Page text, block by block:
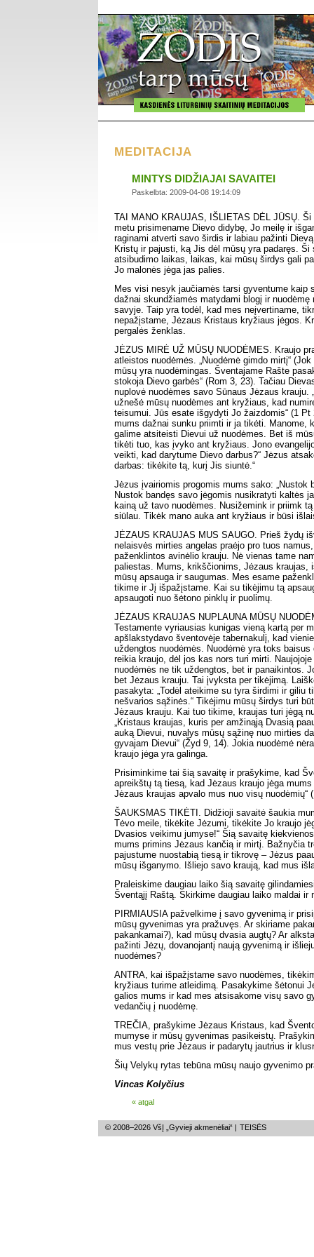
MEDITACIJA
MINTYS DIDŽIAJAI SAVAITEI
Paskelbta: 2009-04-08 19:14:09
TAI MANO KRAUJAS, IŠLIETAS DĖL JŪSŲ.
metu prisimename Dievo didybę, Jo meilę ir
raginami atverti savo širdis ir labiau pažinti
Kristų ir pajusti, ką Jis dėl mūsų yra padaręs. Ši
atsibudimo laikas, laikas, kai mūsų širdys gali
Jo malonės jėga jas palies.
Mes visi nesyk jaučiamės tarsi gyventume kaip
dažnai skundžiamės matydami blogį ir
savyje. Taip yra todėl, kad mes neįvertiname,
nepažįstame, Jėzaus Kristaus kryžiaus jėgos.
pergalės ženklas.
JĖZUS MIRĖ UŽ MŪSŲ NUODĖMES. Kraujo
atleistos nuodėmės. „Nuodėmė gimdo mirtį“
mūsų yra nuodėmingas. Šventajame Rašte
stokoja Dievo garbės“ (Rom 3, 23). Tačiau
nuplovė nuodėmes savo Sūnaus Jėzaus krauju.
užnešė mūsų nuodėmes ant kryžiaus, kad
teisumui. Jūs esate išgydyti Jo žaizdomis“ (1 Pt
mums dažnai sunku priimti ir ja tikėti. Manome,
galime atsiteisti Dievui už nuodėmes. Bet iš
tikėti tuo, kas įvyko ant kryžiaus. Jono
veikti, kad darytume Dievo darbus?“ Jėzus
darbas: tikėkite tą, kurį Jis siuntė.“
Jėzus įvairiomis progomis mums sako: „Nustok
Nustok bandęs savo jėgomis nusikratyti kaltės
kainą už tavo nuodėmes. Nusižemink ir priimk
siūlau. Tikėk mano auka ant kryžiaus ir būsi
JĖZAUS KRAUJAS MUS SAUGO. Prieš žydų
nelaisvės mirties angelas praėjo pro tuos
paženklintos avinėlio krauju. Nė vienas tame
paliestas. Mums, krikščionims, Jėzaus kraujas,
mūsų apsauga ir saugumas. Mes esame
tikime ir Jį išpažįstame. Kai su tikėjimu tą
apsaugoti nuo šėtono pinklų ir puolimų.
JĖZAUS KRAUJAS NUPLAUNA MŪSŲ
Testamente vyriausias kunigas vieną kartą per
apšlakstydavo šventovėje tabernakulį, kad
uždengtos nuodėmės. Nuodėmė yra toks
reikia kraujo, dėl jos kas nors turi mirti.
nuodėmės ne tik uždengtos, bet ir panaikintos.
bet Jėzaus krauju. Tai įvyksta per tikėjimą.
pasakyta: „Todėl ateikime su tyra širdimi ir giliu
nešvarios sąžinės.“ Tikėjimu mūsų širdys turi
Jėzaus krauju. Kai tuo tikime, kraujas turi jėgą
„Kristaus kraujas, kuris per amžinąją Dvasią
auką Dievui, nuvalys mūsų sąžinę nuo mirties
gyvajam Dievui“ (Žyd 9, 14). Jokia nuodėmė
kraujo jėga yra galinga.
Prisiminkime tai šią savaitę ir prašykime, kad
apreikštų tą tiesą, kad Jėzaus kraujo jėga
Jėzaus kraujas apvalo mus nuo visų nuodėmių“
ŠAUKSMAS TIKĖTI. Didžioji savaitė šaukia
Tėvo meile, tikėkite Jėzumi, tikėkite Jo kraujo
Dvasios veikimu jumyse!“ Šią savaitę
mums primins Jėzaus kančią ir mirtį. Bažnyčia
pajustume nuostabią tiesą ir tikrovę – Jėzus
mūsų išganymo. Išliejo savo kraują, kad mus
Praleiskime daugiau laiko šią savaitę
Šventąjį Raštą. Skirkime daugiau laiko maldai ir
PIRMIAUSIA pažvelkime į savo gyvenimą ir
mūsų gyvenimas yra pražuvęs. Ar skiriame
pakankamai?), kad mūsų dvasia augtų? Ar
pažinti Jėzų, dovanojantį naują gyvenimą ir
nuodėmes?
ANTRA, kai išpažįstame savo nuodėmes,
kryžiaus turime atleidimą. Pasakykime šėtonui
galios mums ir kad mes atsisakome visų savo
vedančių į nuodėmę.
TREČIA, prašykime Jėzaus Kristaus, kad
mumyse ir mūsų gyvenimas pasikeistų.
mus vestų prie Jėzaus ir padarytų jautrius ir
Šių Velykų rytas tebūna mūsų naujo gyvenimo
Vincas Kolyčius
« atgal
© 2008–2026 VšĮ „Gyvieji akmenėliai“ | TEISĖS